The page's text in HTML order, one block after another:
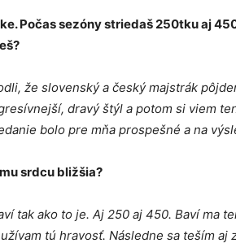
Počas sezóny striedaš 250tku aj
že slovenský a český majstrák
dravý štýl a potom si viem
bolo pre mňa prospešné a na
srdcu bližšia?
tak ako to je. Aj 250 aj 450. Baví
tú hravosť. Následne sa teším aj